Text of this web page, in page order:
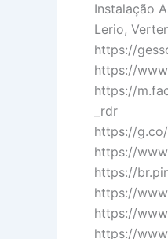
Instalação
Lerio,
https://
https://
https://
_rdr
https://
https://
https://
https://
https://
https://